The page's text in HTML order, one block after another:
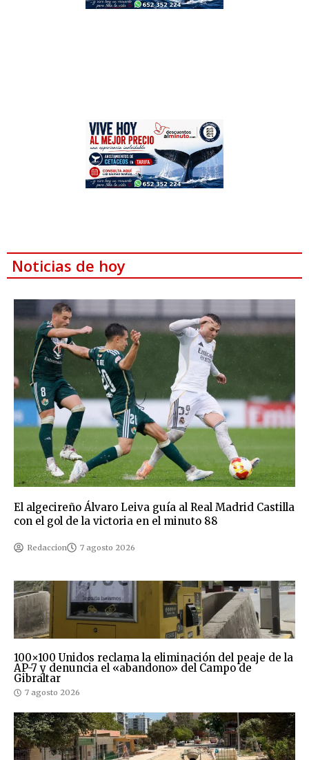
Noticias de hoy
El algecireño Álvaro Leiva guía al Real Madrid Castilla
con el gol de la victoria en el minuto 88
Redaccion 7 agosto 2026
100×100 Unidos reclama la eliminación del peaje de la
AP-7 y denuncia el «abandono» del Campo de
Gibraltar
7 agosto 2026